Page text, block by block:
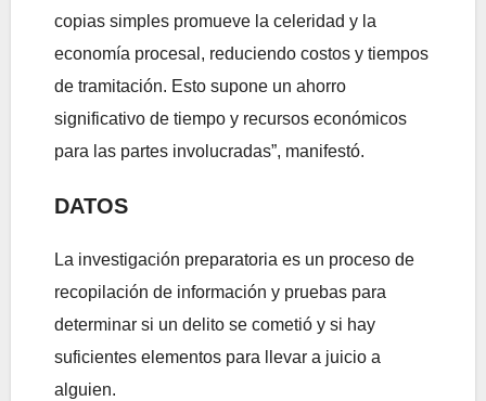
copias simples promueve la celeridad y la
economía procesal, reduciendo costos y tiempos
de tramitación. Esto supone un ahorro
significativo de tiempo y recursos económicos
para las partes involucradas”, manifestó.
DATOS
La investigación preparatoria es un proceso de
recopilación de información y pruebas para
determinar si un delito se cometió y si hay
suficientes elementos para llevar a juicio a
alguien.